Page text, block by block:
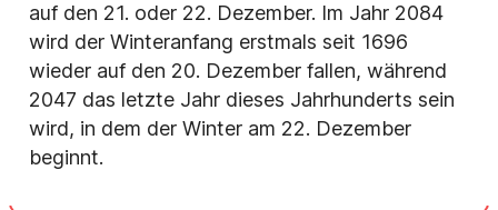
auf den 21. oder 22. Dezember. Im Jahr 2084
wird der Winteranfang erstmals seit 1696
wieder auf den 20. Dezember fallen, während
2047 das letzte Jahr dieses Jahrhunderts sein
wird, in dem der Winter am 22. Dezember
beginnt.